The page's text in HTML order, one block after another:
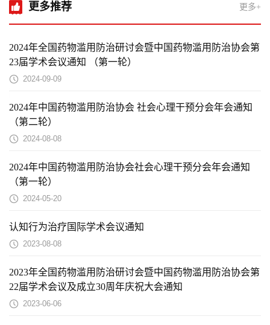
更多推荐 更多+
2024年全国药物滥用防治研讨会暨中国药物滥用防治协会第
23届学术会议通知 （第一轮）
2024-09-09
2024年中国药物滥用防治协会 社会心理干预分会年会通知
（第二轮）
2024-08-08
2024年中国药物滥用防治协会社会心理干预分会年会通知
（第一轮）
2024-05-20
认知行为治疗国际学术会议通知
2023-08-08
2023年全国药物滥用防治研讨会暨中国药物滥用防治协会第
22届学术会议及成立30周年庆祝大会通知
2023-06-06